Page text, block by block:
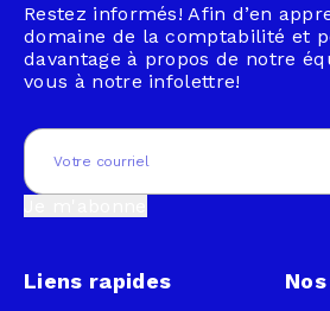
Restez informés! Afin d’en
domaine de la comptabilité et
davantage à propos de notre
vous à notre infolettre!
Email
Liens rapides